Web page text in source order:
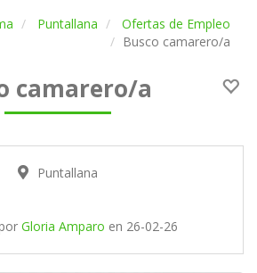
Puntallana
Ofertas de Empleo
Busco camarero/a
camarero/a
Puntallana
Gloria Amparo en 26-02-26